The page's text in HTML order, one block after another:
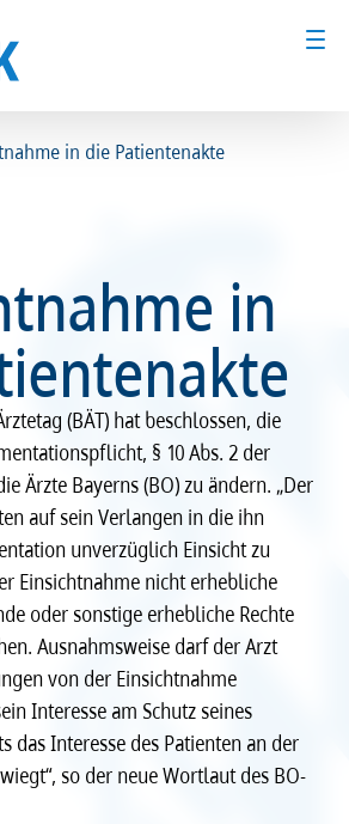
in die Patientenakte
in
(BÄT) hat beschlossen, die
§ 10 Abs. 2 der
Ärzte Bayerns (BO) zu ändern. „Der
auf sein Verlangen in die ihn
unverzüglich Einsicht zu
Einsichtnahme nicht erhebliche
oder sonstige erhebliche Rechte
Ausnahmsweise darf der Arzt
von der Einsichtnahme
Interesse am Schutz seines
das Interesse des Patienten an der
so der neue Wortlaut des BO-